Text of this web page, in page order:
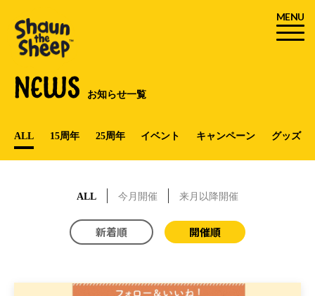
MENU
NEWS お知らせ一覧
ALL 15周年 25周年 イベント キャンペーン グッズ
ALL 今月開催 来月以降開催
新着順 開催順